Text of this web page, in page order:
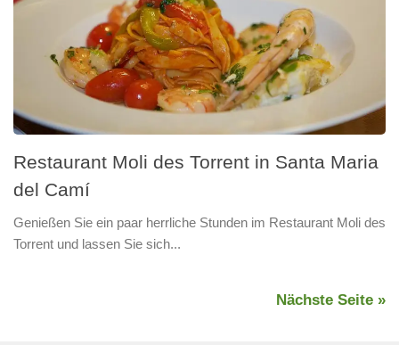
Restaurant Moli des Torrent in Santa Maria
del Camí
Genießen Sie ein paar herrliche Stunden im Restaurant Moli des
Torrent und lassen Sie sich...
Nächste Seite »